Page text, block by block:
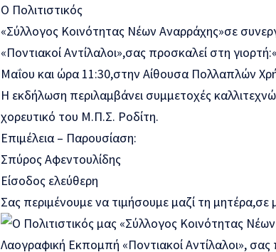
Ο Πολιτιστικός
«Σύλλογος Κοινότητας Νέων Αναρράχης»σε
«Ποντιακοί Αντίλαλοι»,σας προσκαλεί στη
Μαΐου και ώρα 11:30,στην Αίθουσα Πολλαπλών
Η εκδήλωση περιλαμβάνει συμμετοχές
χορευτικό του Μ.Π.Σ. Ροδίτη.
Επιμέλεια – Παρουσίαση:
Σπύρος Αφεντουλίδης
Είσοδος ελεύθερη
Σας περιμένουμε να τιμήσουμε μαζί τη μητέρα,σε